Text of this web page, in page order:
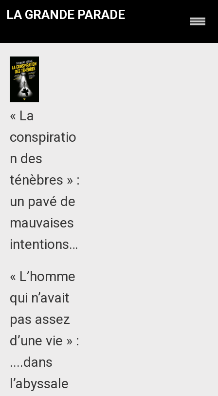
LA GRANDE PARADE
« La
conspiratio
n des
ténèbres » :
un pavé de
mauvaises
intentions…
« L’homme
qui n’avait
pas assez
d’une vie » :
....dans
l’abyssale